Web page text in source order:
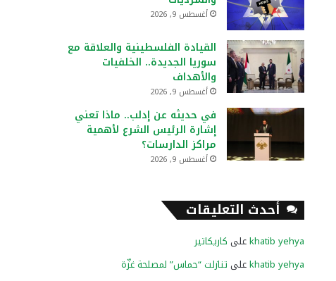
أغسطس 9, 2026
القيادة الفلسطينية والعلاقة مع
سوريا الجديدة.. الخلفيات
والأهداف
أغسطس 9, 2026
في حديثه عن إدلب.. ماذا تعني
إشارة الرئيس الشرع لأهمية
مراكز الدارسات؟
أغسطس 9, 2026
أحدث التعليقات
khatib yehyaعلى كاريكاتير
khatib yehyaعلى تنازلت “حماس” لمصلحة غزّة